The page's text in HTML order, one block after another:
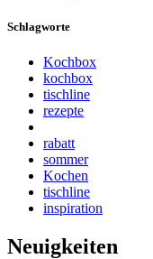
Schlagworte
Kochbox
kochbox
tischline
rezepte
rabatt
sommer
Kochen
tischline
inspiration
Neuigkeiten